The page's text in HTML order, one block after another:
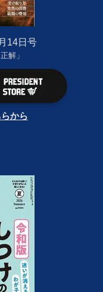
14日号
解」
から